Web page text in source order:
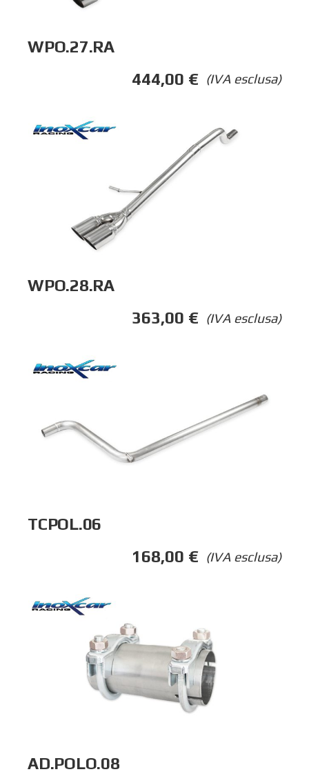
WPO.27.RA
(IVA esclusa)
444,00 €
WPO.28.RA
(IVA esclusa)
363,00 €
TCPOL.06
(IVA esclusa)
168,00 €
AD.POLO.08